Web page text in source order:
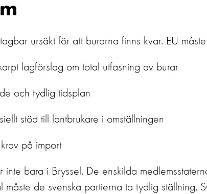
ursäkt för att burarna finns kvar. EU måste
lagförslag om total utfasning av burar
och tydlig tidsplan
stöd till lantbrukare i omställningen
på import
inte bara i Bryssel. De enskilda
måste de svenska partierna ta tydlig ställning.